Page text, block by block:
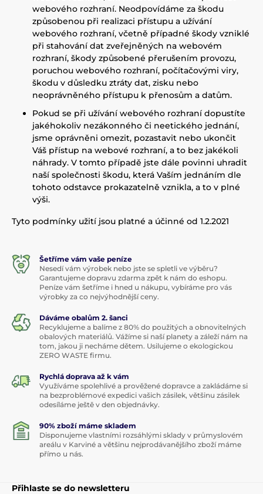
webového rozhraní. Neodpovídáme za škodu
způsobenou při realizaci přístupu a užívání
webového rozhraní, včetně případné škody vzniklé
při stahování dat zveřejněných na webovém
rozhraní, škody způsobené přerušením provozu,
poruchou webového rozhraní, počítačovými viry,
škodu v důsledku ztráty dat, zisku nebo
neoprávněného přístupu k přenosům a datům.
Pokud se při užívání webového rozhraní dopustíte
jakéhokoliv nezákonného či neetického jednání,
jsme oprávněni omezit, pozastavit nebo ukončit
Váš přístup na webové rozhraní, a to bez jakékoli
náhrady. V tomto případě jste dále povinni uhradit
naší společnosti škodu, která Vaším jednáním dle
tohoto odstavce prokazatelně vznikla, a to v plné
výši.
Tyto podmínky užití jsou platné a účinné od 1.2.2021
Šetříme vám vaše peníze
Nesedí vám výrobek nebo jste se spletli ve výběru?
Garantujeme dopravu zdarma zpět k nám do eshopu.
Peníze vám šetříme i hned u nákupu, vybíráme pro vás
výrobky za co nejvýhodnější ceny.
Dáváme obalům 2. šanci
Recyklujeme a balíme z 80% do použitých a obnovitelných
obalových materiálů. Vážíme si naší planety a záleží nám na
tom, jakou ji necháme dětem. Usilujeme o ekologickou
ZERO WASTE firmu.
Rychlá doprava až k vám
Využíváme spolehlivé a prověžené dopravce a zakládáme si
na bezproblémové expedici vašich zásilek, většinu zásilek
odesíláme ještě v den objednávky.
90% zboží máme skladem
Disponujeme vlastními rozsáhlými sklady v průmyslovém
areálu v Karviné a většinu nejprodávanějšího zboží máme
přímo u nás.
Přihlaste se do newsletteru